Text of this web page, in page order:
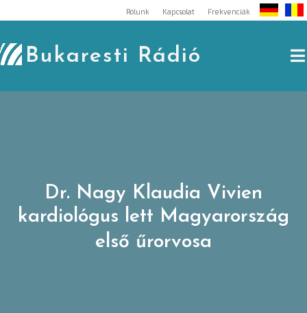
to
content
Rólunk Kapcsolat Frekvenciák
Bukaresti Rádió
Dr. Nagy Klaudia Vivien
kardiológus lett Magyarország
első űrorvosa